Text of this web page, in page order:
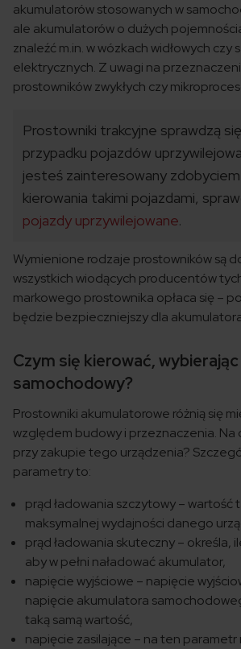
akumulatorów stosowanych w
ale akumulatorów o dużych
znaleźć m.in. w wózkach widłowych czy
elektrycznych. Z uwagi na
prostowników zwykłych czy
Prostowniki trakcyjne sprawdzą
przypadku pojazdów
jesteś zainteresowany
kierowania takimi pojazdami,
pojazdy uprzywilejowane.
Wymienione rodzaje prostowników są
wszystkich wiodących producentów
markowego prostownika opłaca się –
będzie bezpieczniejszy dla
Czym się kierować,
samochodowy?
Prostowniki akumulatorowe różnią się
względem budowy i przeznaczenia. Na
przy zakupie tego urządzenia?
parametry to:
prąd ładowania szczytowy – wartość
maksymalnej wydajności danego
prąd ładowania skuteczny – określa,
aby w pełni naładować akumulator,
napięcie wyjściowe – napięcie
napięcie akumulatora
taką samą wartość,
napięcie zasilające – na ten parametr